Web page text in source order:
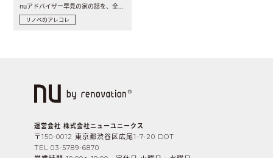
リノベのアレコレ
運営会社 株式会社ニューユニークス
〒150-0012 東京都渋谷区広尾1-7-20 DOT
TEL 03-5789-6870